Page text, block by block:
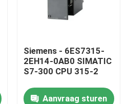
Siemens - 6ES7315-
2EH14-0AB0 SIMATIC
S7-300 CPU 315-2
Aanvraag sturen